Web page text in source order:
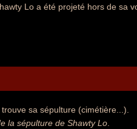
Lo a été projeté hors de sa
sa sépulture (cimétière...).
la sépulture de Shawty Lo